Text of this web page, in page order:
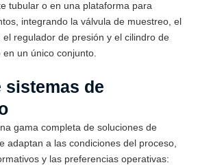
tubular o en una plataforma para
integrando la válvula de muestreo, el
el regulador de presión y el cilindro de
en un único conjunto.
sistemas de
gama completa de soluciones de
adaptan a las condiciones del proceso,
y las preferencias operativas: